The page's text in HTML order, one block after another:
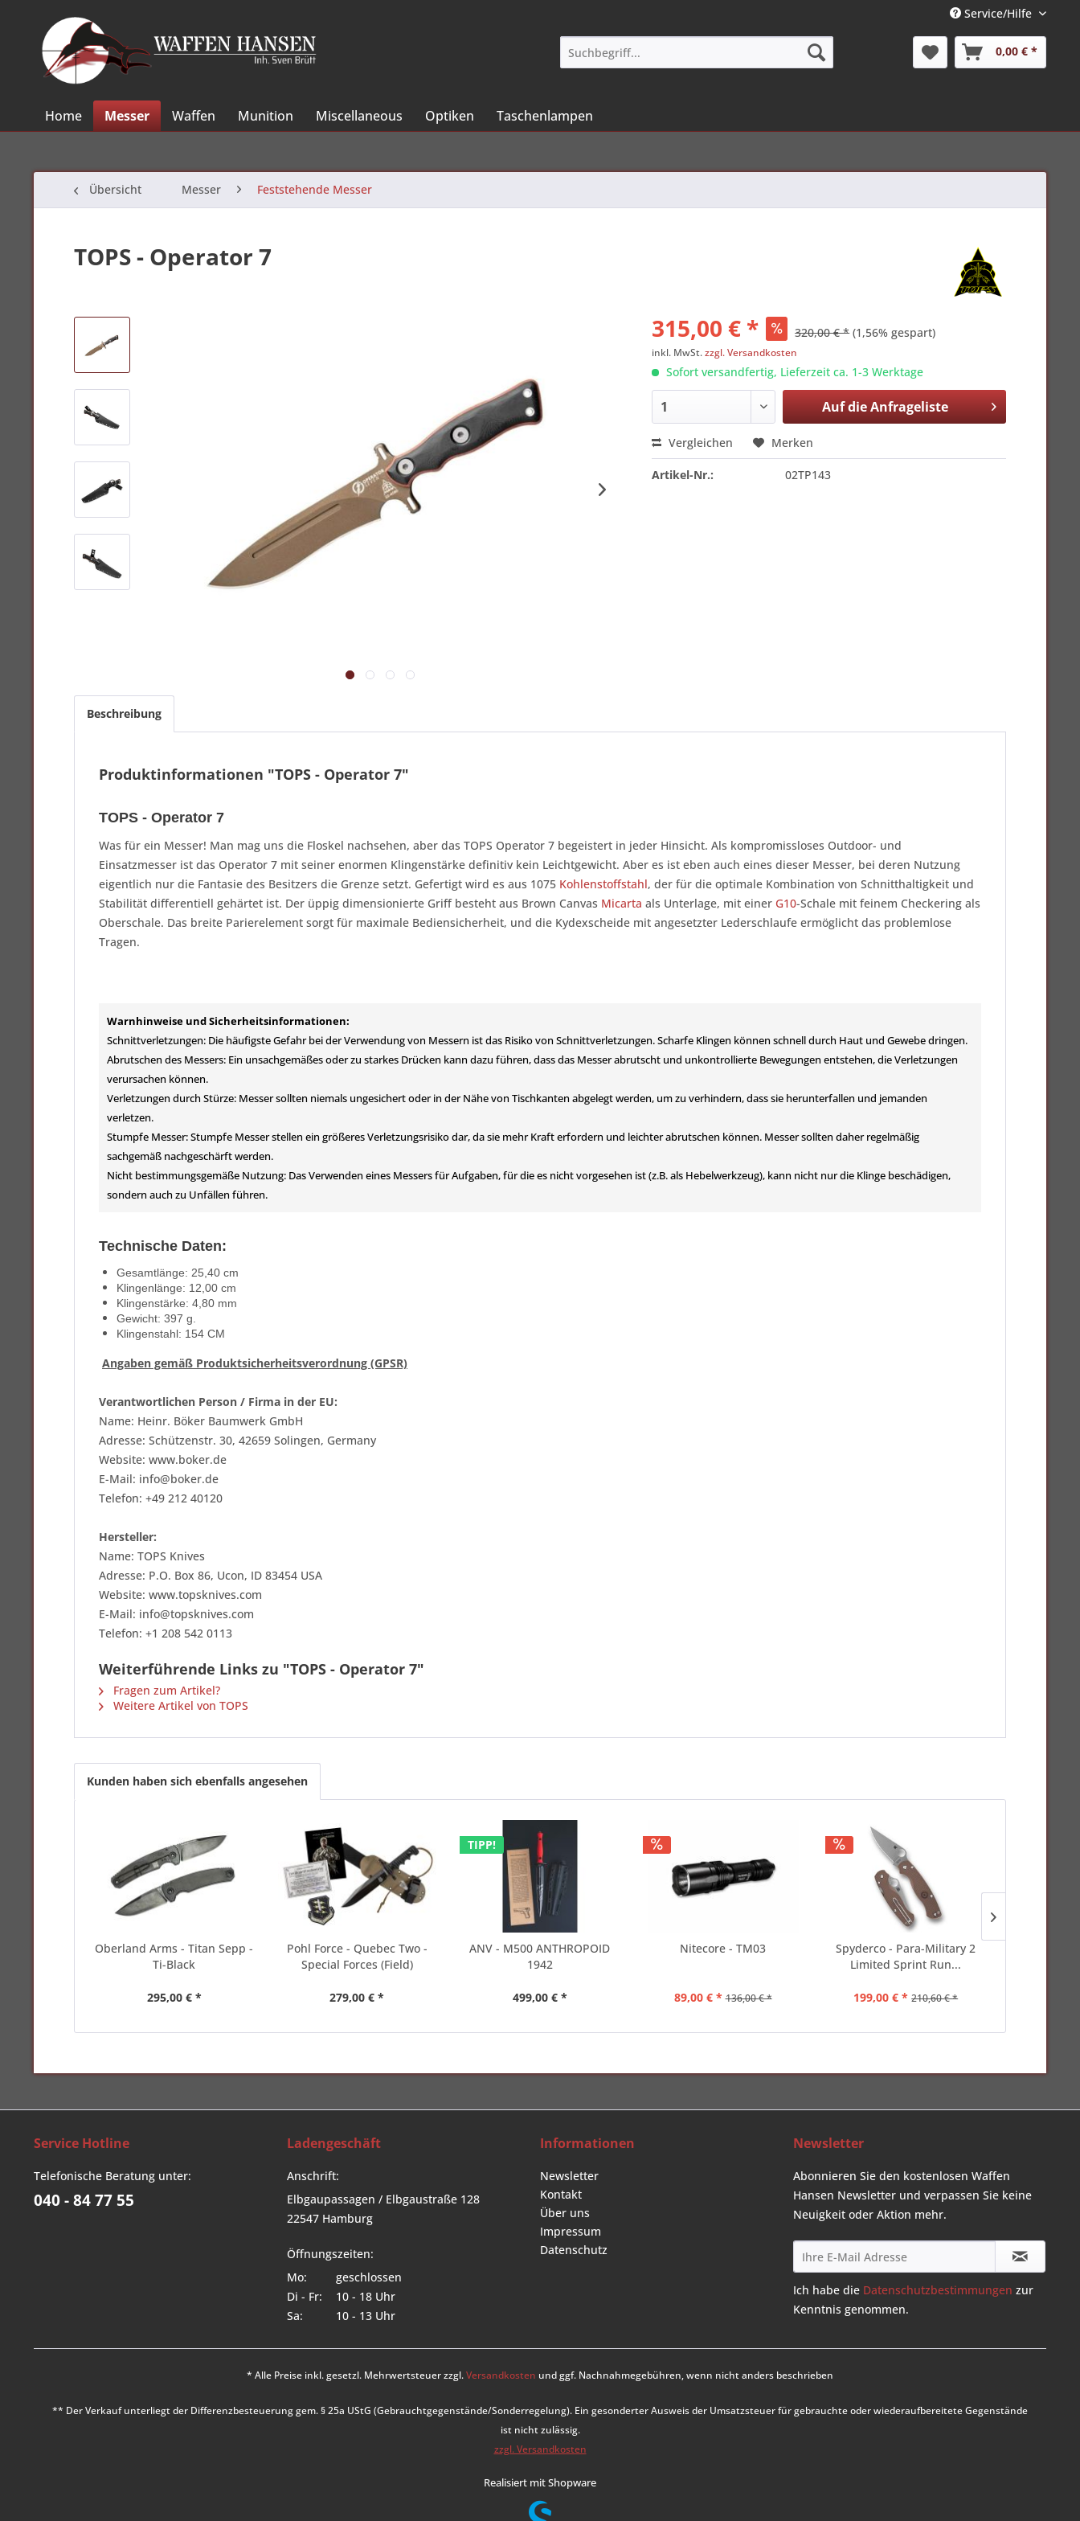
Service/Hilfe
0,00 € *
Home Messer Waffen Munition Miscellaneous Optiken Taschenlampen
Übersicht Messer Feststehende Messer
TOPS - Operator 7
315,00 € * 320,00 € * (1,56% gespart)
inkl. MwSt.zzgl. Versandkosten
Sofort versandfertig, Lieferzeit ca. 1-3 Werktage
Auf dieAnfrageliste
Vergleichen Merken
Artikel-Nr.: 02TP143
Beschreibung
Produktinformationen "TOPS - Operator 7"
TOPS - Operator 7
Was für ein Messer! Man mag uns die Floskel nachsehen, aber das TOPS Operator 7 begeistert in jeder Hinsicht. Als kompromissloses Outdoor- und
Einsatzmesser ist das Operator 7 mit seiner enormen Klingenstärke definitiv kein Leichtgewicht. Aber es ist eben auch eines dieser Messer, bei deren Nutzung
eigentlich nur die Fantasie des Besitzers die Grenze setzt. Gefertigt wird es aus 1075 Kohlenstoffstahl, der für die optimale Kombination von Schnitthaltigkeit und
Stabilität differentiell gehärtet ist. Der üppig dimensionierte Griff besteht aus Brown Canvas Micarta als Unterlage, mit einer G10-Schale mit feinem Checkering als
Oberschale. Das breite Parierelement sorgt für maximale Bediensicherheit, und die Kydexscheide mit angesetzter Lederschlaufe ermöglicht das problemlose
Tragen.
Warnhinweise und Sicherheitsinformationen:
Schnittverletzungen: Die häufigste Gefahr bei der Verwendung von Messern ist das Risiko von Schnittverletzungen. Scharfe Klingen können schnell durch Haut und Gewebe dringen.
Abrutschen des Messers: Ein unsachgemäßes oder zu starkes Drücken kann dazu führen, dass das Messer abrutscht und unkontrollierte Bewegungen entstehen, die Verletzungen
verursachen können.
Verletzungen durch Stürze: Messer sollten niemals ungesichert oder in der Nähe von Tischkanten abgelegt werden, um zu verhindern, dass sie herunterfallen und jemanden
verletzen.
Stumpfe Messer: Stumpfe Messer stellen ein größeres Verletzungsrisiko dar, da sie mehr Kraft erfordern und leichter abrutschen können. Messer sollten daher regelmäßig
sachgemäß nachgeschärft werden.
Nicht bestimmungsgemäße Nutzung: Das Verwenden eines Messers für Aufgaben, für die es nicht vorgesehen ist (z.B. als Hebelwerkzeug), kann nicht nur die Klinge beschädigen,
sondern auch zu Unfällen führen.
Technische Daten:
Gesamtlänge: 25,40 cm
Klingenlänge: 12,00 cm
Klingenstärke: 4,80 mm
Gewicht: 397 g.
Klingenstahl: 154 CM
Angaben gemäß Produktsicherheitsverordnung (GPSR)
Verantwortlichen Person / Firma in der EU:
Name: Heinr. Böker Baumwerk GmbH
Adresse: Schützenstr. 30, 42659 Solingen, Germany
Website: www.boker.de
E-Mail: info@boker.de
Telefon: +49 212 40120
Hersteller:
Name: TOPS Knives
Adresse: P.O. Box 86, Ucon, ID 83454 USA
Website: www.topsknives.com
E-Mail: info@topsknives.com
Telefon: +1 208 542 0113
Weiterführende Links zu "TOPS - Operator 7"
Fragen zum Artikel?
Weitere Artikel von TOPS
Kunden haben sich ebenfalls angesehen
Oberland Arms - Titan Sepp -
Ti-Black
295,00 € *
Pohl Force - Quebec Two -
Special Forces (Field)
279,00 € *
TIPP!
ANV - M500 ANTHROPOID
1942
499,00 € *
Nitecore - TM03
89,00 € * 136,00 € *
Spyderco - Para-Military 2
Limited Sprint Run...
199,00 € * 210,60 € *
Service Hotline
Telefonische Beratung unter:
040 - 84 77 55
Ladengeschäft
Anschrift:
Elbgaupassagen / Elbgaustraße 128
22547 Hamburg
Öffnungszeiten:
Mo:
geschlossen
Di - Fr:
10 - 18 Uhr
Sa:
10 - 13 Uhr
Informationen
Newsletter
Kontakt
Über uns
Impressum
Datenschutz
Newsletter
Abonnieren Sie den kostenlosen Waffen
Hansen Newsletter und verpassen Sie keine
Neuigkeit oder Aktion mehr.
Ich habe die Datenschutzbestimmungen zur
Kenntnis genommen.
* Alle Preise inkl. gesetzl. Mehrwertsteuer zzgl.Versandkosten und ggf. Nachnahmegebühren, wenn nicht anders beschrieben
** Der Verkauf unterliegt der Differenzbesteuerung gem. § 25a UStG (Gebrauchtgegenstände/Sonderregelung). Ein gesonderter Ausweis der Umsatzsteuer für gebrauchte oder wiederaufbereitete Gegenstände
ist nicht zulässig.
zzgl. Versandkosten
Realisiert mit Shopware